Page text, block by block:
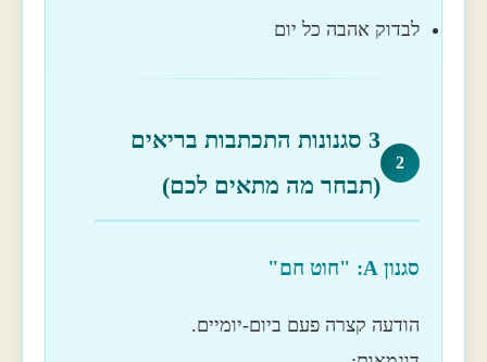
לבדוק אהבה כל יום
2
3 סגנונות התכתבות בריאים
(תבחר מה מתאים לכם)
סגנון A: "חוט חם"
הודעה קצרה פעם ביום-יומיים.